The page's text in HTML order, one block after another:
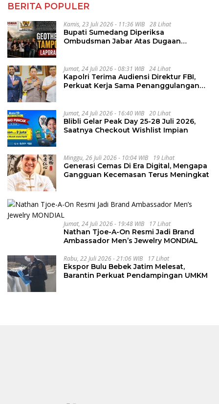
BERITA POPULER
Kamis, 23 Juli 2026 - 11:36 WIB 28 Lihat
Bupati Sumedang Diperiksa
Ombudsman Jabar Atas Dugaan
Jumat, 24 Juli 2026 - 08:31 WIB 24 Lihat
Kapolri Terima Audiensi Direktur FBI,
Perkuat Kerja Sama Penanggulangan
Jumat, 24 Juli 2026 - 16:40 WIB 20 Lihat
Blibli Gelar Peak Day 25-28 Juli 2026,
Saatnya Checkout Wishlist Impian
Minggu, 26 Juli 2026 - 10:04 WIB 19 Lihat
Generasi Cemas Di Era Digital, Mengapa
Gangguan Kecemasan Terus Meningkat
Jumat, 24 Juli 2026 - 19:48 WIB 17 Lihat
Nathan Tjoe-A-On Resmi Jadi Brand
Ambassador Men’s Jewelry MONDIAL
Rabu, 22 Juli 2026 - 21:06 WIB 17 Lihat
Ekspor Bulu Bebek Jatim Melesat,
Barantin Perkuat Pendampingan UMKM